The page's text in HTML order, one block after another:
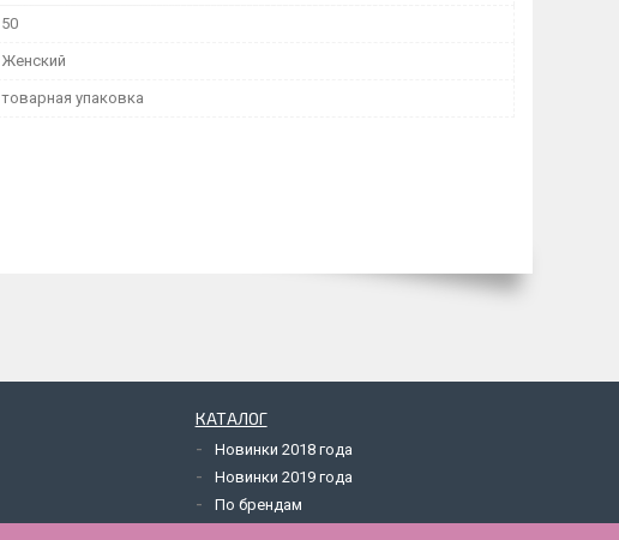
50
Женский
товарная упаковка
КАТАЛОГ
Новинки 2018 года
Новинки 2019 года
По брендам